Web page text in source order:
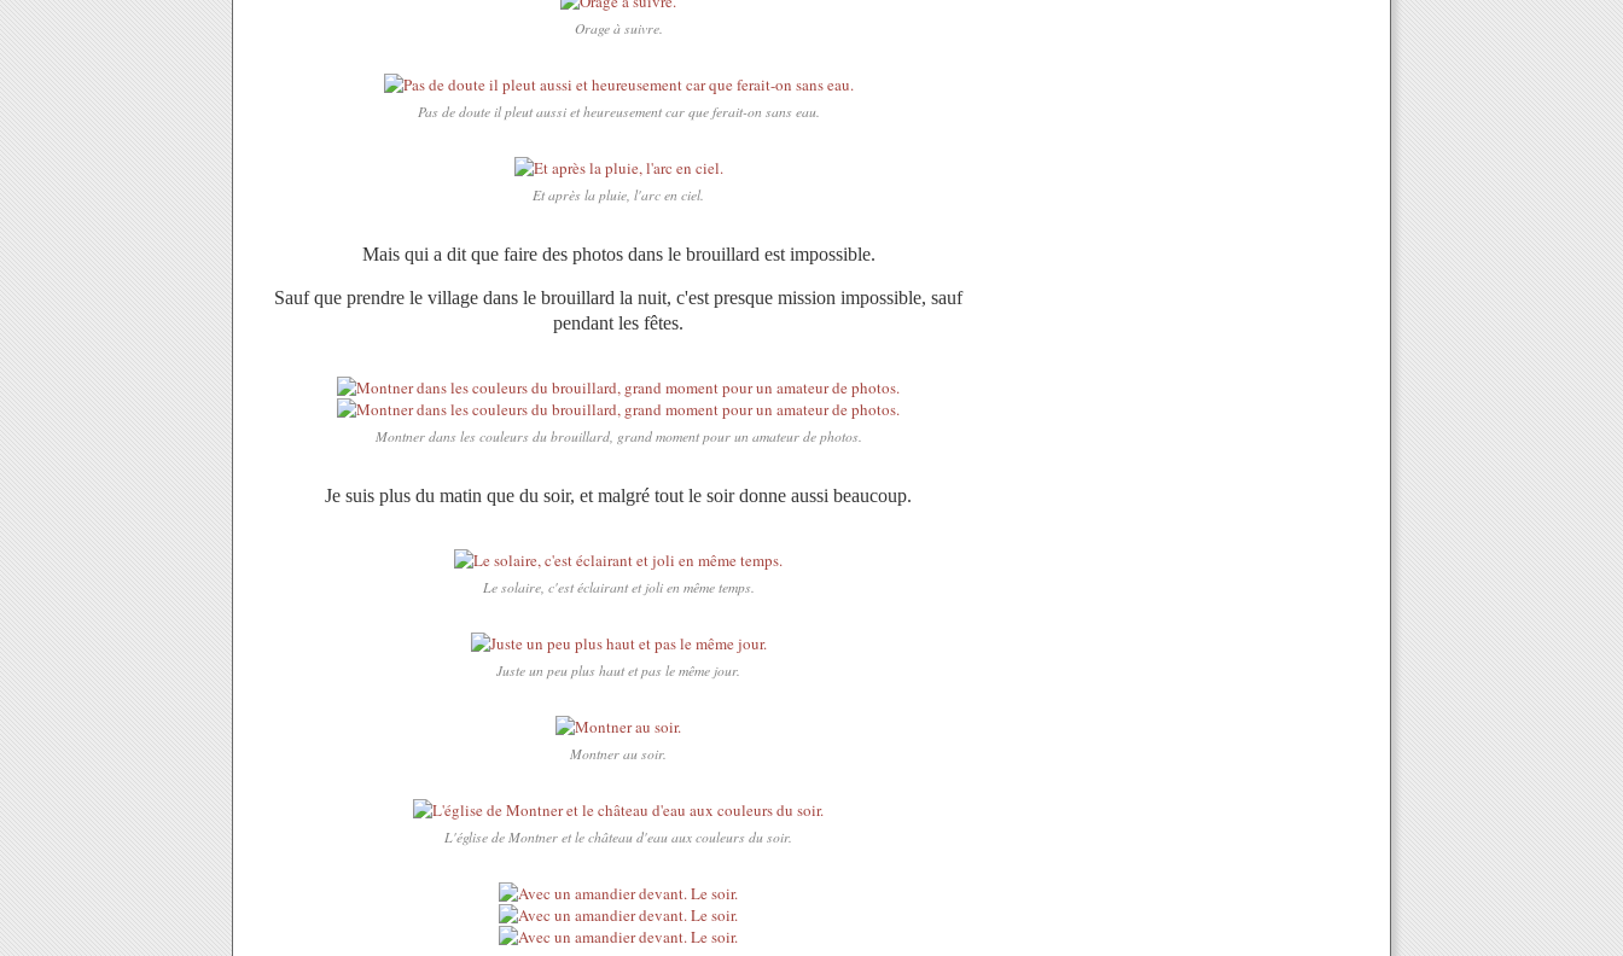
Orage à suivre.
Pas de doute il pleut aussi et heureusement car que ferait-on sans eau.
Et après la pluie, l'arc en ciel.
Mais qui a dit que faire des photos dans le brouillard est impossible.
Sauf que prendre le village dans le brouillard la nuit, c'est presque mission impossible, sauf
pendant les fêtes.
Montner dans les couleurs du brouillard, grand moment pour un amateur de photos.
Je suis plus du matin que du soir, et malgré tout le soir donne aussi beaucoup.
Le solaire, c'est éclairant et joli en même temps.
Juste un peu plus haut et pas le même jour.
Montner au soir.
L'église de Montner et le château d'eau aux couleurs du soir.